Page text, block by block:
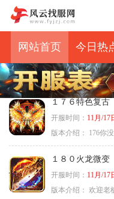
网站首页 今日热
１７６特色复古
开服时间： 11月/17
版本介绍：
176你
１８０火龙微变
开服时间： 11月/17
版本介绍： 欢迎老